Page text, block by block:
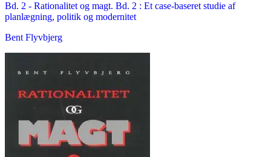
Bd. 2 - Rationalitet og magt. Bd. 2 : Et case-baseret studie af
planlægning, politik og modernitet
Bent Flyvbjerg